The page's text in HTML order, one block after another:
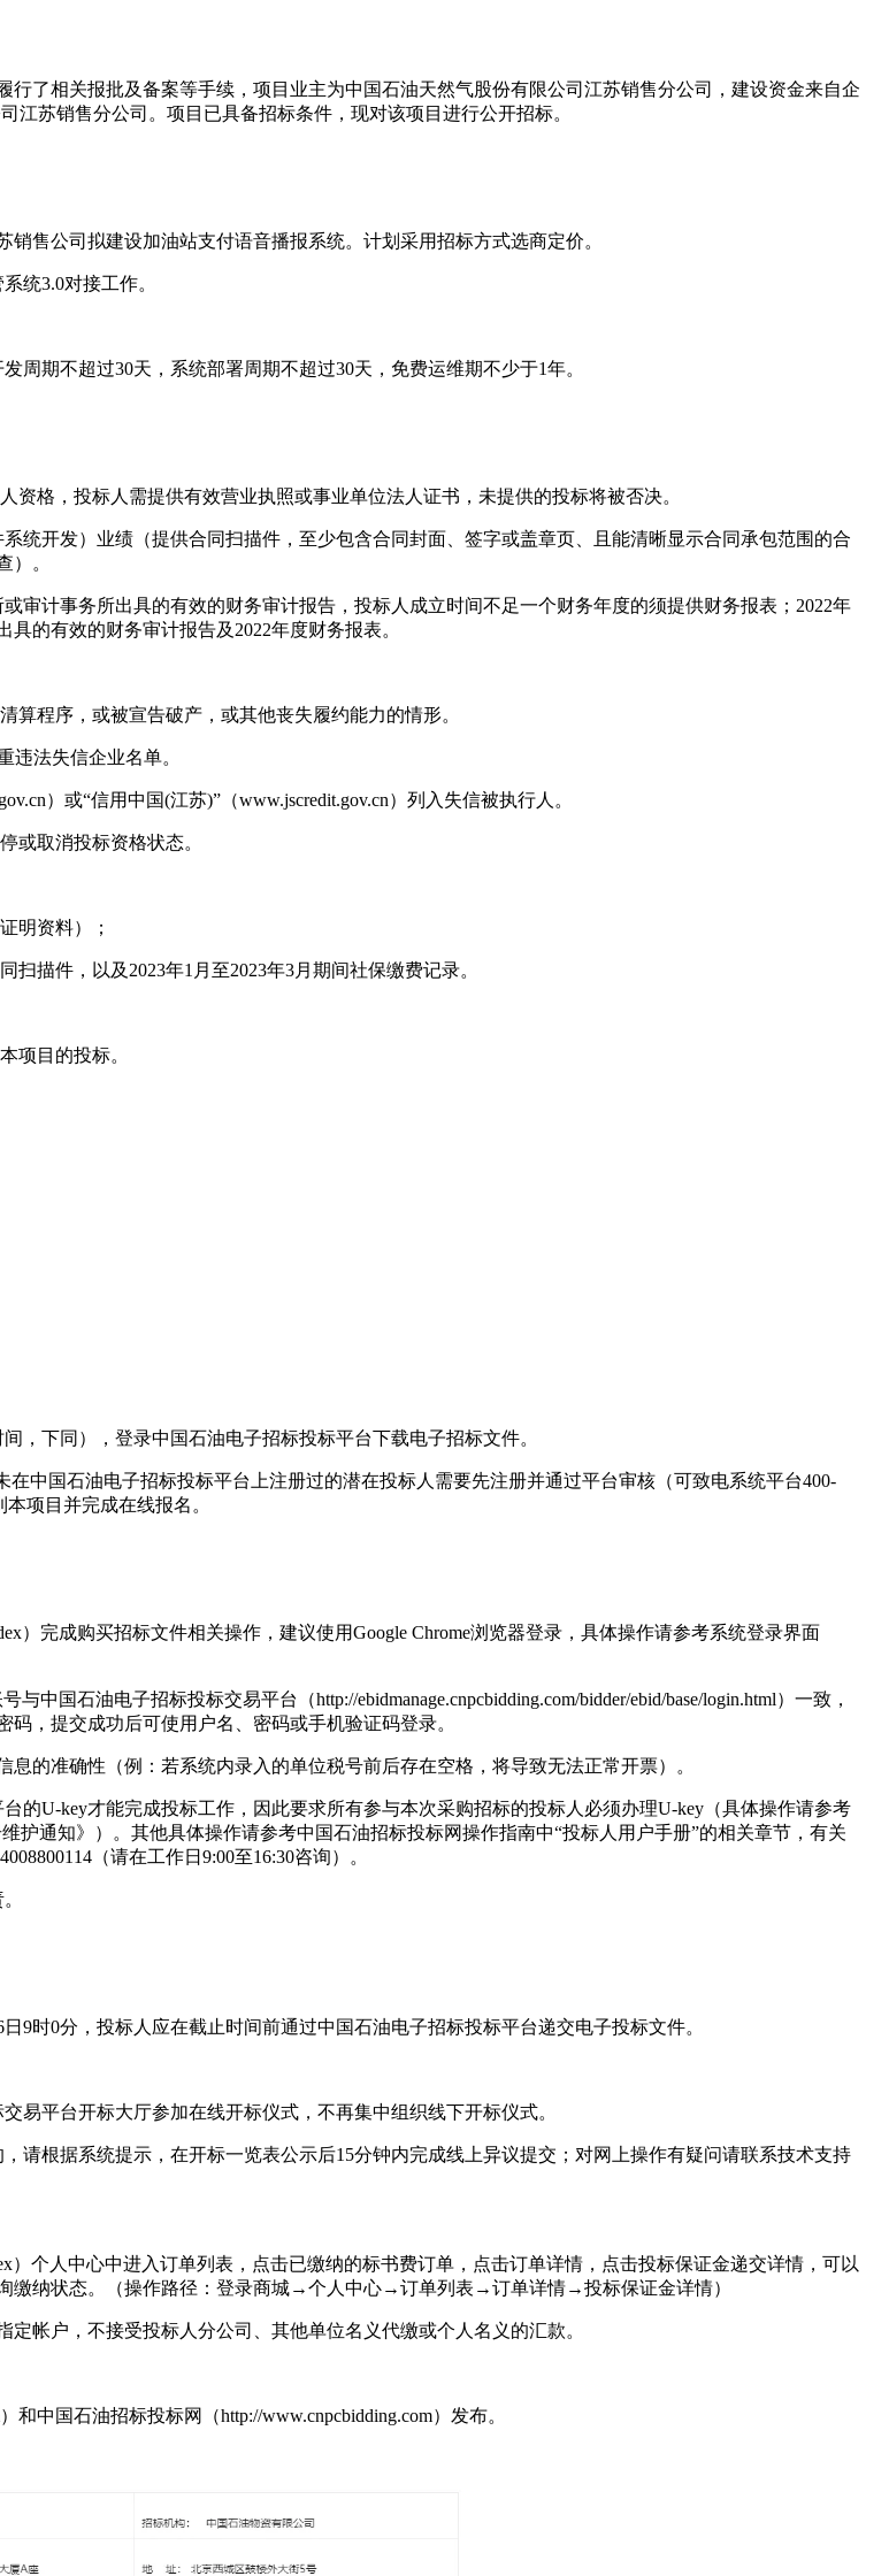
了相关报批及备案等手续，项目业主为中国石油天然气股份有限公司江苏销售分公司，建设资金来自企
江苏销售分公司。项目已具备招标条件，现对该项目进行公开招标。
售公司拟建设加油站支付语音播报系统。计划采用招标方式选商定价。
统3.0对接工作。
期不超过30天，系统部署周期不超过30天，免费运维期不少于1年。
格，投标人需提供有效营业执照或事业单位法人证书，未提供的投标将被否决。
统开发）业绩（提供合同扫描件，至少包含合同封面、签字或盖章页、且能清晰显示合同承包范围的合
）。
审计事务所出具的有效的财务审计报告，投标人成立时间不足一个财务年度的须提供财务报表；2022年
的有效的财务审计报告及2022年度财务报表。
算程序，或被宣告破产，或其他丧失履约能力的情形。
违法失信企业名单。
）或“信用中国(江苏)”（www.jscredit.gov.cn）列入失信被执行人。
或取消投标资格状态。
明资料）；
描件，以及2023年1月至2023年3月期间社保缴费记录。
项目的投标。
，下同），登录中国石油电子招标投标平台下载电子招标文件。
中国石油电子招标投标平台上注册过的潜在投标人需要先注册并通过平台审核（可致电系统平台400-
项目并完成在线报名。
）完成购买招标文件相关操作，建议使用Google Chrome浏览器登录，具体操作请参考系统登录界面
中国石油电子招标投标交易平台（http://ebidmanage.cnpcbidding.com/bidder/ebid/base/login.html）一致，
，提交成功后可使用户名、密码或手机验证码登录。
的准确性（例：若系统内录入的单位税号前后存在空格，将导致无法正常开票）。
的U-key才能完成投标工作，因此要求所有参与本次采购招标的投标人必须办理U-key（具体操作请参考
通知》）。其他具体操作请参考中国石油招标投标网操作指南中“投标人用户手册”的相关章节，有关
（请在工作日9:00至16:30咨询）。
9时0分，投标人应在截止时间前通过中国石油电子招标投标平台递交电子投标文件。
易平台开标大厅参加在线开标仪式，不再集中组织线下开标仪式。
请根据系统提示，在开标一览表公示后15分钟内完成线上异议提交；对网上操作有疑问请联系技术支持
）个人中心中进入订单列表，点击已缴纳的标书费订单，点击订单详情，点击投标保证金递交详情，可以
缴纳状态。（操作路径：登录商城→个人中心→订单列表→订单详情→投标保证金详情）
帐户，不接受投标人分公司、其他单位名义代缴或个人名义的汇款。
中国石油招标投标网（http://www.cnpcbidding.com）发布。